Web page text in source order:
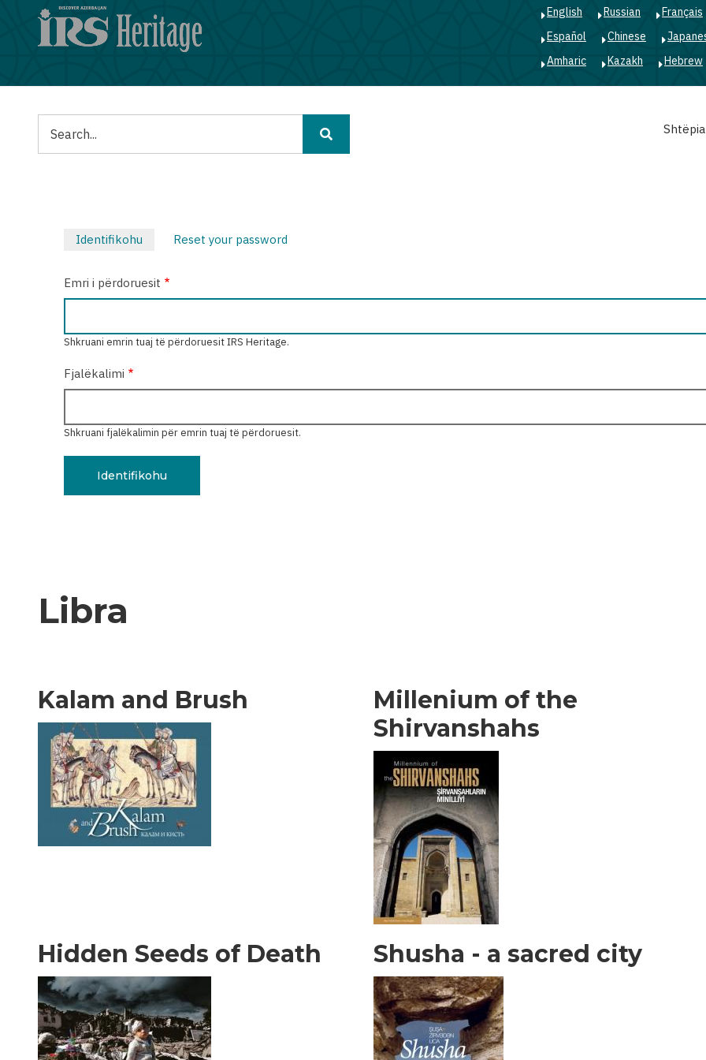
English Russian Français
Español
Chinese
Amharic
Kazakh Hebrew
Shtëpia
tabs
Identifikohu Reset your password
Emri i përdoruesit
Shkruani emrin tuaj të përdoruesit IRS Heritage.
Fjalëkalimi
Shkruani fjalëkalimin për emrin tuaj të përdoruesit.
Libra
Kalam and Brush
Millenium of the
Shirvanshahs
Hidden Seeds of Death Shusha - a sacred city